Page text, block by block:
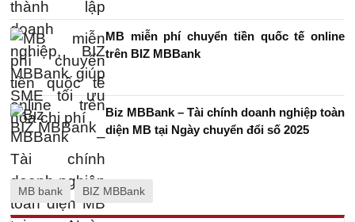
MB miễn phí chuyển tiền quốc tế online
trên BIZ MBBank
Biz MBBank – Tài chính doanh nghiệp toàn
diện MB tại Ngày chuyển đổi số 2025
MB bank BIZ MBBank